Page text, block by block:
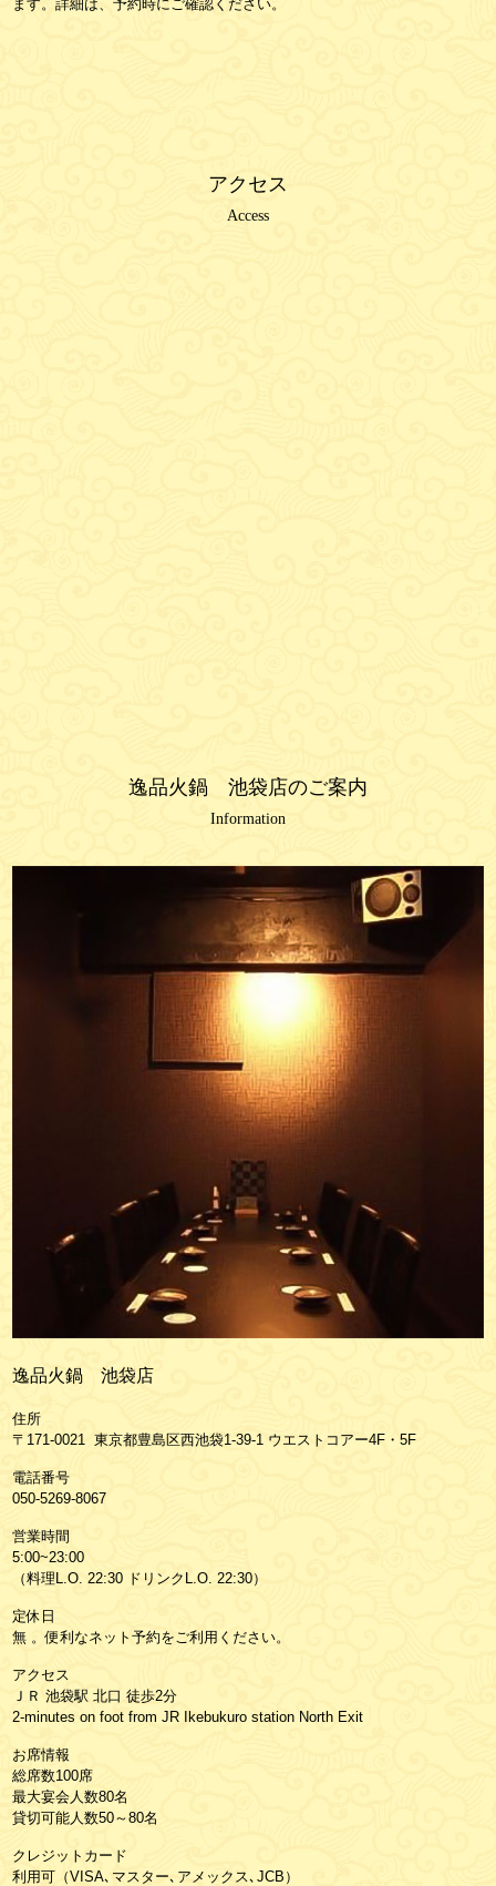
ます。詳細は、予約時にご確認ください。
アクセス
Access
逸品火鍋 池袋店のご案内
Information
逸品火鍋 池袋店
住所
〒171-0021 東京都豊島区西池袋1-39-1 ウエストコアー4F・5F
電話番号
050-5269-8067
営業時間
5:00~23:00
（料理L.O. 22:30 ドリンクL.O. 22:30）
定休日
無 。便利なネット予約をご利用ください。
アクセス
ＪＲ 池袋駅 北口 徒歩2分
2-minutes on foot from JR Ikebukuro station North Exit
お席情報
総席数100席
最大宴会人数80名
貸切可能人数50～80名
クレジットカード
利用可（VISA､マスター､アメックス､JCB）